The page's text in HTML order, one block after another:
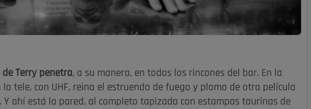
Terry penetra, a su manera, en todos los rincones del bar. En la
la tele, con UHF, reina el estruendo de fuego y plomo de otra película
Y ahí está la pared, al completo tapizada con estampas taurinas de